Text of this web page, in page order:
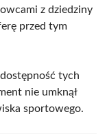
z dziedziny
przed tym
tych
nie umknął
sportowego.